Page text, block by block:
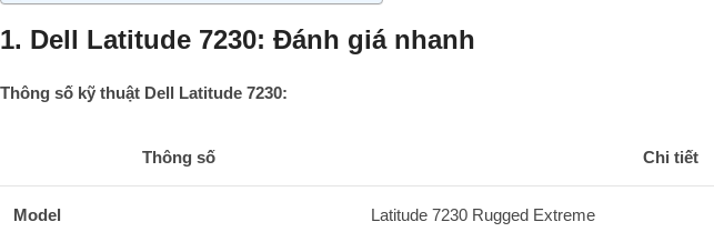
1. Dell Latitude 7230: Đánh giá nhanh
Thông số kỹ thuật Dell Latitude 7230:
Thông số Chi tiết
Model Latitude 7230 Rugged Extreme